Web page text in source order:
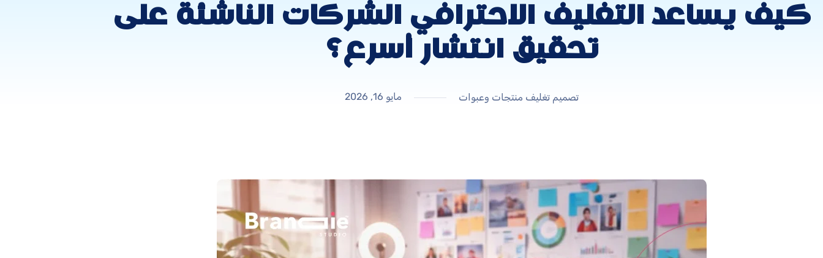
كيف يساعد التغليف الاحترافي الشركات الناشئة على
تحقيق انتشار أسرع؟
تصميم تغليف منتجات وعبوات مايو 16, 2026